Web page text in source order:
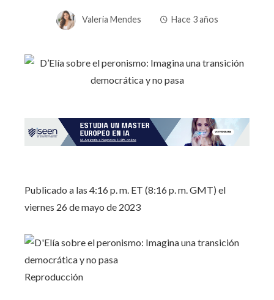
Valeria Mendes Hace 3 años
Publicado a las 4:16 p. m. ET (8:16 p. m. GMT) el
viernes 26 de mayo de 2023
Reproducción